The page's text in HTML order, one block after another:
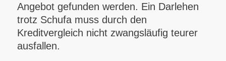
Angebot gefunden werden. Ein Darlehen
trotz Schufa muss durch den
Kreditvergleich nicht zwangsläufig teurer
ausfallen.